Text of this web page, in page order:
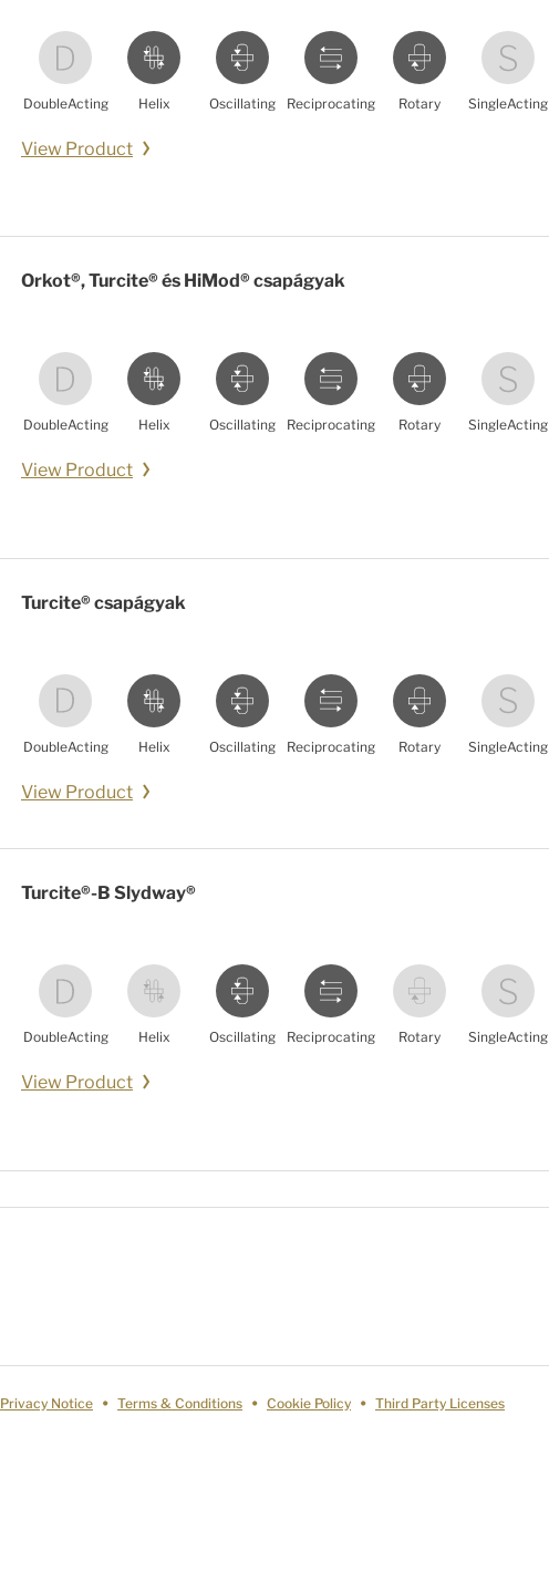
DoubleActing Helix Oscillating Reciprocating Rotary SingleActing
View Product
Orkot®, Turcite® és HiMod® csapágyak
DoubleActing Helix Oscillating Reciprocating Rotary SingleActing
View Product
Turcite® csapágyak
DoubleActing Helix Oscillating Reciprocating Rotary SingleActing
View Product
Turcite®-B Slydway®
DoubleActing Helix Oscillating Reciprocating Rotary SingleActing
View Product
Privacy Notice Terms & Conditions Cookie Policy Third Party Licenses